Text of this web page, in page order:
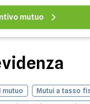
mutuo
mutuo Mutui a tasso